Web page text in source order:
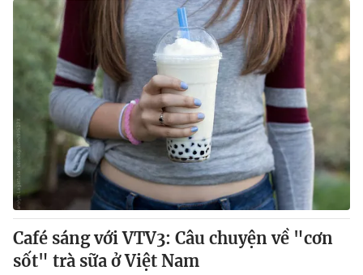
Café sáng với VTV3: Câu chuyện về "cơn
sốt" trà sữa ở Việt Nam